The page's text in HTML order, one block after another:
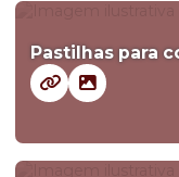
Pastilhas para